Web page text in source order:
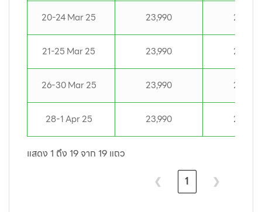
20-24 Mar 25 23,990 23,990
21-25 Mar 25 23,990 23,990
26-30 Mar 25 23,990 23,990
28-1 Apr 25 23,990 23,990
แสดง 1 ถึง 19 จาก 19 แถว
❮
1 ❯